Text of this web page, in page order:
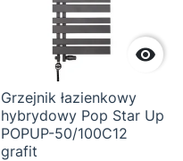

Grzejnik łazienkowy
hybrydowy Pop Star Up
POPUP-50/100C12
grafit